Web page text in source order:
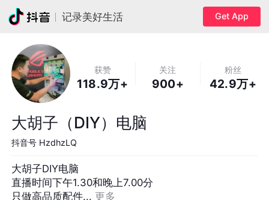
记录美好生活 Get App
获赞
118.9万+
关注
900+
粉丝
42.9万+
大胡子（DIY）电脑
抖音号 HzdhzLQ
大胡子DIY电脑
直播时间下午1.30和晚上7.00分
只做高品质配件... 更多